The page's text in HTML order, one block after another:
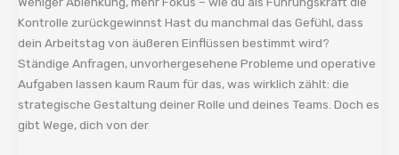
Kontrolle zurückgewinnst Hast du manchmal das Gefühl, dass
dein Arbeitstag von äußeren Einflüssen bestimmt wird?
Ständige Anfragen, unvorhergesehene Probleme und operative
Aufgaben lassen kaum Raum für das, was wirklich zählt: die
strategische Gestaltung deiner Rolle und deines Teams. Doch es
gibt Wege, dich von der
Raum
für
das
Wesentliche